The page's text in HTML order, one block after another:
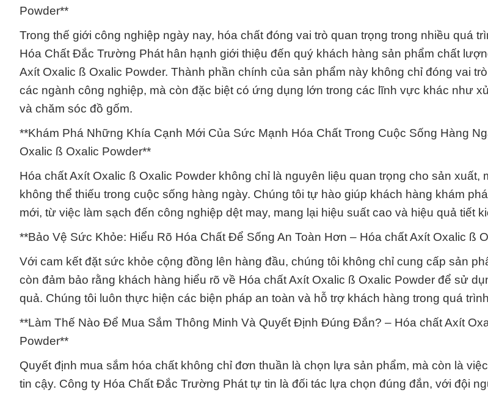
Powder**
Trong thế giới công nghiệp ngày nay, hóa chất đóng vai trò quan trọng trong nhiều quá
Hóa Chất Đắc Trường Phát hân hạnh giới thiệu đến quý khách hàng sản phẩm chất
Axít Oxalic ß Oxalic Powder. Thành phần chính của sản phẩm này không chỉ đóng vai
các ngành công nghiệp, mà còn đặc biệt có ứng dụng lớn trong các lĩnh vực khác như
và chăm sóc đồ gốm.
**Khám Phá Những Khía Cạnh Mới Của Sức Mạnh Hóa Chất Trong Cuộc Sống Hàng
Oxalic ß Oxalic Powder**
Hóa chất Axít Oxalic ß Oxalic Powder không chỉ là nguyên liệu quan trọng cho sản xuất,
không thể thiếu trong cuộc sống hàng ngày. Chúng tôi tự hào giúp khách hàng khám
mới, từ việc làm sạch đến công nghiệp dệt may, mang lại hiệu suất cao và hiệu quả tiết
**Bảo Vệ Sức Khỏe: Hiểu Rõ Hóa Chất Để Sống An Toàn Hơn – Hóa chất Axít Oxalic ß
Với cam kết đặt sức khỏe cộng đồng lên hàng đầu, chúng tôi không chỉ cung cấp sản
còn đảm bảo rằng khách hàng hiểu rõ về Hóa chất Axít Oxalic ß Oxalic Powder để sử
quả. Chúng tôi luôn thực hiện các biện pháp an toàn và hỗ trợ khách hàng trong quá
**Làm Thế Nào Để Mua Sắm Thông Minh Và Quyết Định Đúng Đắn? – Hóa chất Axít
Powder**
Quyết định mua sắm hóa chất không chỉ đơn thuần là chọn lựa sản phẩm, mà còn là
tin cậy. Công ty Hóa Chất Đắc Trường Phát tự tin là đối tác lựa chọn đúng đắn, với đội